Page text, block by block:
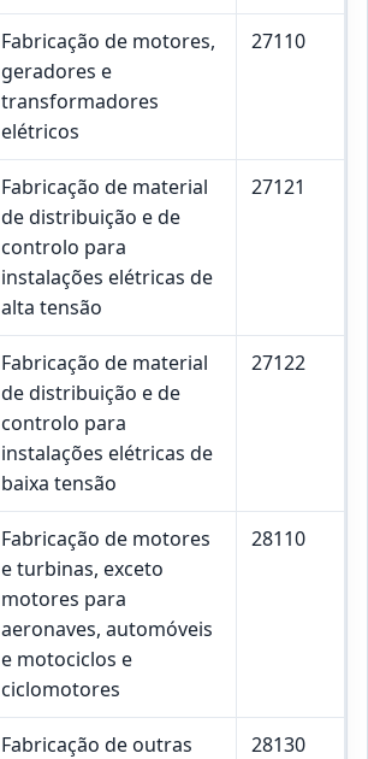
Fabricação de motores,
geradores e
transformadores
elétricos
27110
Fabricação de material
de distribuição e de
controlo para
instalações elétricas de
alta tensão
27121
Fabricação de material
de distribuição e de
controlo para
instalações elétricas de
baixa tensão
27122
Fabricação de motores
e turbinas, exceto
motores para
aeronaves, automóveis
e motociclos e
ciclomotores
28110
Fabricação de outras
28130